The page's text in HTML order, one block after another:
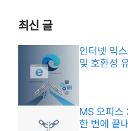
최신 글
인터넷 익
및 호환성
MS 오피스
한 번에 끝